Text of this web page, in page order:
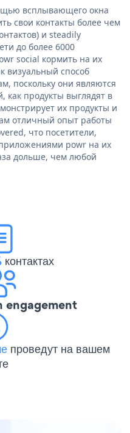
всплывающего окна
свои контакты более чем
и steadily
до более 6000
social кормить на их
визуальный способ
поскольку они являются
продукты выглядят в
их продукты и
отличный опыт работы
что посетители,
powr на их
дольше, чем любой
контактах
engagement
проведут на вашем